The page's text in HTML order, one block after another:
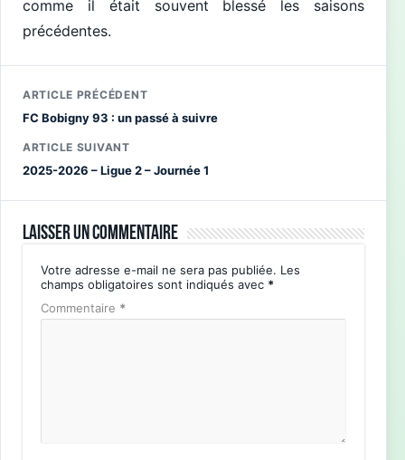
comme il était souvent blessé les saisons
précédentes.
ARTICLE PRÉCÉDENT
FC Bobigny 93 : un passé à suivre
ARTICLE SUIVANT
2025-2026 – Ligue 2 – Journée 1
Laisser un commentaire
Votre adresse e-mail ne sera pas publiée. Les
champs obligatoires sont indiqués avec *
Commentaire *